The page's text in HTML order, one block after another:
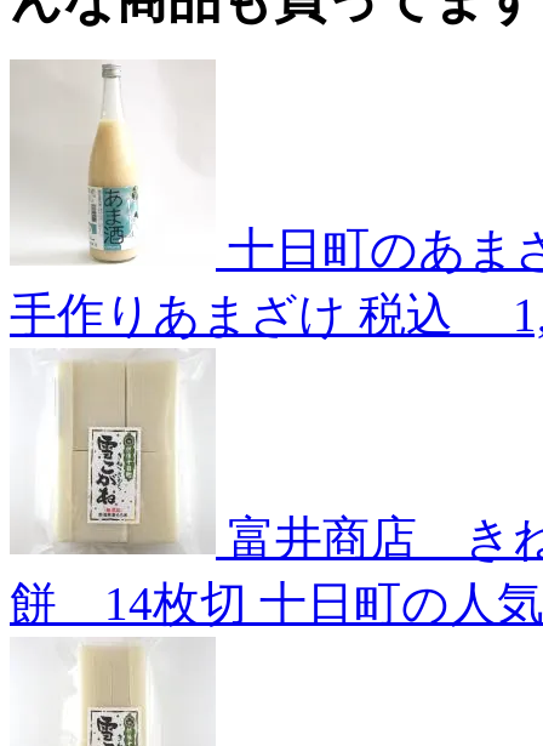
十日町のあま
手作りあまざけ 税込
富井商店 き
餅 14枚切 十日町の人